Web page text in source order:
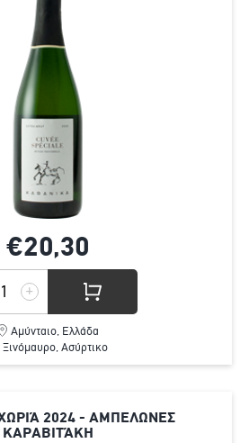
€20,30
Αμύνταιο, Ελλάδα
Ξινόμαυρο, Ασύρτικο
2024 - ΑΜΠΕΛΩΝΕΣ
ΚΑΡΑΒΙΤΆΚΗ